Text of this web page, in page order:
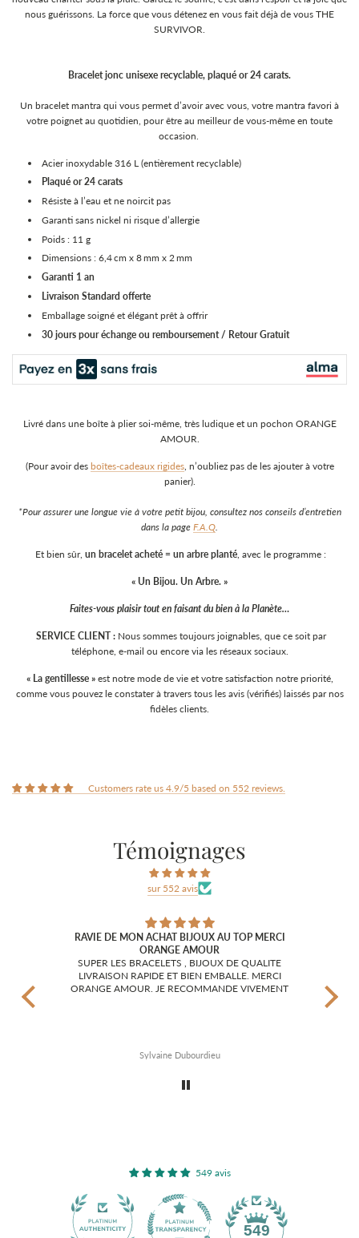
nous guérissons. La force que vous détenez en vous fait déjà de vous THE
SURVIVOR.
Bracelet jonc unisexe recyclable, plaqué or 24 carats.
Un bracelet mantra qui vous permet d’avoir avec vous, votre mantra favori à
votre poignet au quotidien, pour être au meilleur de vous-même en toute
occasion.
Acier inoxydable 316 L (entièrement recyclable)
Plaqué or 24 carats
Résiste à l’eau et ne noircit pas
Garanti sans nickel ni risque d’allergie
Poids : 11 g
Dimensions : 6,4 cm x 8 mm x 2 mm
Garanti 1 an
Livraison Standard offerte
Emballage soigné et élégant prêt à offrir
30 jours pour échange ou remboursement / Retour Gratuit
Livré dans une boîte à plier soi-même, très ludique et un pochon ORANGE
AMOUR.
(Pour avoir des boîtes-cadeaux rigides, n’oubliez pas de les ajouter à votre
panier).
*Pour assurer une longue vie à votre petit bijou, consultez nos conseils d’entretien
dans la page F.A.Q.
Et bien sûr, un bracelet acheté = un arbre planté, avec le programme :
« Un Bijou. Un Arbre. »
Faites-vous plaisir tout en faisant du bien à la Planète…
SERVICE CLIENT : Nous sommes toujours joignables, que ce soit par
téléphone, e-mail ou encore via les réseaux sociaux.
« La gentillesse »est notre mode de vie et votre satisfaction notre priorité,
comme vous pouvez le constater à travers tous les avis (vérifiés) laissés par nos
fidèles clients.
Customers rate us 4.9/5 based on 552 reviews.
Témoignages
sur 552 avis
RAVIE DE MON ACHAT BIJOUX AU TOP MERCI
ORANGE AMOUR
SUPER LES BRACELETS , BIJOUX DE QUALITE
LIVRAISON RAPIDE ET BIEN EMBALLE. MERCI
ORANGE AMOUR. JE RECOMMANDE VIVEMENT
Sylvaine Dubourdieu
549 avis
549